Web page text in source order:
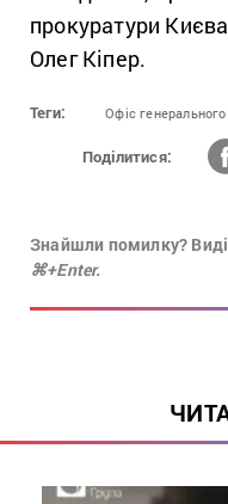
прокуратури Києва
Олег Кіпер.
Теги: Офіс
Поділитися:
Знайшли помилку?
⌘+Enter.